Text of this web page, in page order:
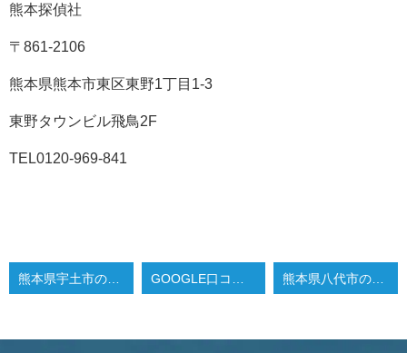
熊本探偵社
〒861-2106
熊本県熊本市東区東野1丁目1-3
東野タウンビル飛鳥2F
TEL0120-969-841